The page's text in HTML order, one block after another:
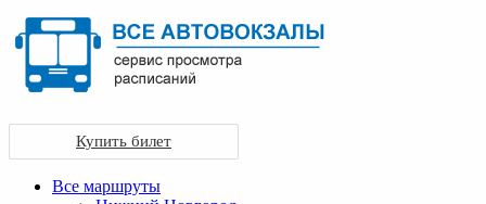
Купить билет
Все маршруты